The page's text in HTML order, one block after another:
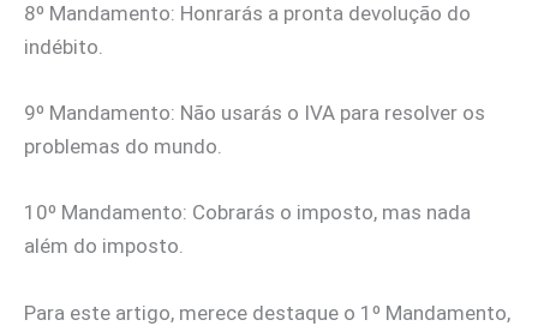
8º Mandamento: Honrarás a pronta devolução do
indébito.
9º Mandamento: Não usarás o IVA para resolver os
problemas do mundo.
10º Mandamento: Cobrarás o imposto, mas nada
além do imposto.
Para este artigo, merece destaque o 1º Mandamento,